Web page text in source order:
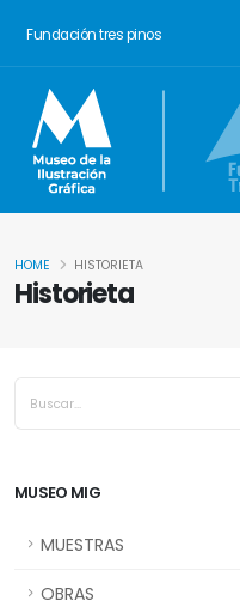
Fundación tres pinos
Historieta
HOME HISTORIETA
MUSEO MIG
MUESTRAS
OBRAS